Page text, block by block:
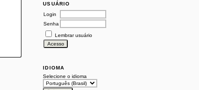
USUÁRIO
Login
Senha
Lembrar usuário
IDIOMA
Selecione o idioma